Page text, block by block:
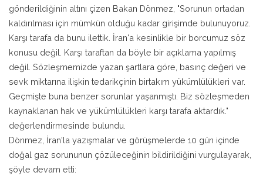
gönderildiğinin altını çizen Bakan Dönmez, "Sorunun ortadan
kaldırılması için mümkün olduğu kadar girişimde bulunuyoruz.
Karşı tarafa da bunu ilettik. İran'a kesinlikle bir borcumuz söz
konusu değil. Karşı taraftan da böyle bir açıklama yapılmış
değil. Sözleşmemizde yazan şartlara göre, basınç değeri ve
sevk miktarına ilişkin tedarikçinin birtakım yükümlülükleri var.
Geçmişte buna benzer sorunlar yaşanmıştı. Biz sözleşmeden
kaynaklanan hak ve yükümlülükleri karşı tarafa aktardık."
değerlendirmesinde bulundu.
Dönmez, İran'la yazışmalar ve görüşmelerde 10 gün içinde
doğal gaz sorununun çözüleceğinin bildirildiğini vurgulayarak,
şöyle devam etti: